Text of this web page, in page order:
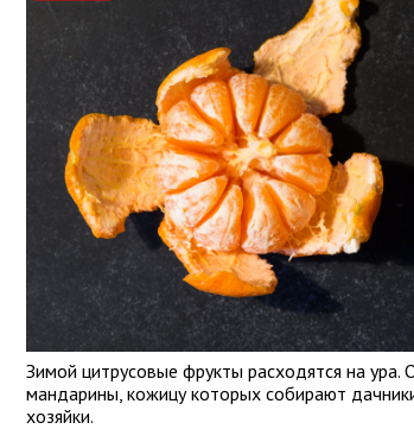
Зимой цитрусовые фрукты расходятся на ура.
мандарины, кожицу которых собирают
хозяйки.